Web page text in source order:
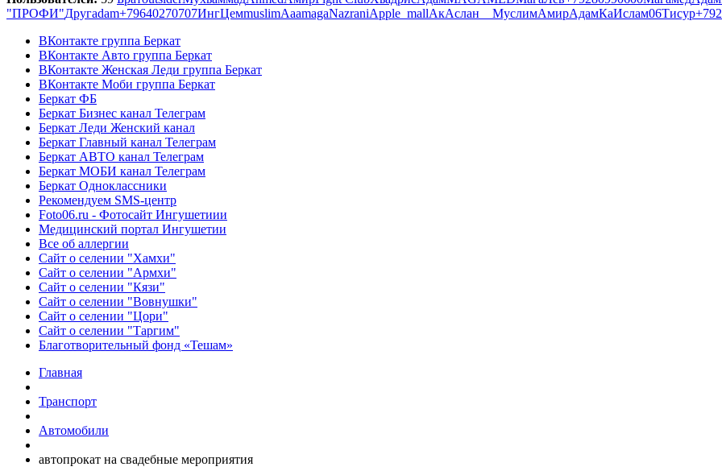
"ПРОФИ"Другadam+79640270707ИнгЦемmuslimАааmagaNazraniApple_mallАкАслан МуслимАмирАдамКaИслам06Тисур
ВКонтакте группа Беркат
ВКонтакте Авто группа Беркат
ВКонтакте Женская Леди группа Беркат
ВКонтакте Моби группа Беркат
Беркат ФБ
Беркат Бизнес канал Телеграм
Беркат Леди Женский канал
Беркат Главный канал Телеграм
Беркат АВТО канал Телеграм
Беркат МОБИ канал Телеграм
Беркат Одноклассники
Рекомендуем SMS-центр
Foto06.ru - Фотосайт Ингушетиии
Медицинский портал Ингушетии
Все об аллергии
Сайт о селении "Хамхи"
Сайт о селении "Армхи"
Сайт о селении "Кязи"
Сайт о селении "Вовнушки"
Сайт о селении "Цори"
Сайт о селении "Таргим"
Благотворительный фонд «Тешам»
Главная
Транспорт
Автомобили
автопрокат на свадебные мероприятия